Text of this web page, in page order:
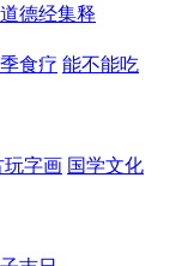
道德经集释
食疗 能不能吃
玩字画 国学文化